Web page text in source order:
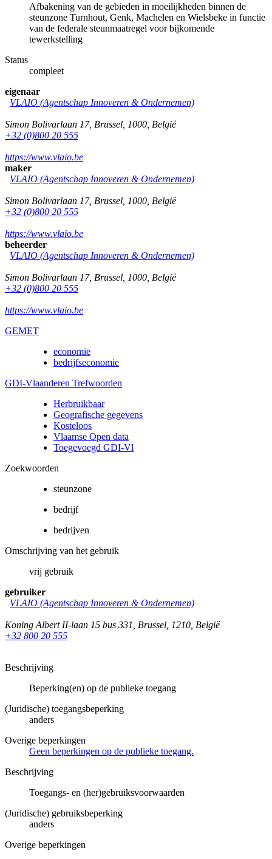
Afbakening van de gebieden in moeilijkheden binnen de
steunzone Turnhout, Genk, Machelen en Wielsbeke in functie
van de federale steunmaatregel voor bijkomende
tewerkstelling
Status
compleet
eigenaar
VLAIO (Agentschap Innoveren & Ondernemen)
Simon Bolivarlaan 17, Brussel 1000 België
+32 (0)800 20 555
https://www.vlaio.be
maker
VLAIO (Agentschap Innoveren & Ondernemen)
Simon Bolivarlaan 17, Brussel 1000 België
+32 (0)800 20 555
https://www.vlaio.be
beheerder
VLAIO (Agentschap Innoveren & Ondernemen)
Simon Bolivarlaan 17, Brussel 1000 België
+32 (0)800 20 555
https://www.vlaio.be
GEMET
economie
bedrijfseconomie
GDI-Vlaanderen Trefwoorden
Herbruikbaar
Geografische gegevens
Kosteloos
Vlaamse Open data
Toegevoegd GDI-Vl
Zoekwoorden
steunzone
bedrijf
bedrijven
Omschrijving van het gebruik
vrij gebruik
gebruiker
VLAIO (Agentschap Innoveren & Ondernemen)
Koning Albert II-laan 15 bus 331 Brussel 1210 België
+32 800 20 555
Beschrijving
Beperking(en) op de publieke toegang
(Juridische) toegangsbeperking
anders
Overige beperkingen
Geen beperkingen op de publieke toegang.
Beschrijving
Toegangs- en (her)gebruiksvoorwaarden
(Juridische) gebruiksbeperking
anders
Overige beperkingen